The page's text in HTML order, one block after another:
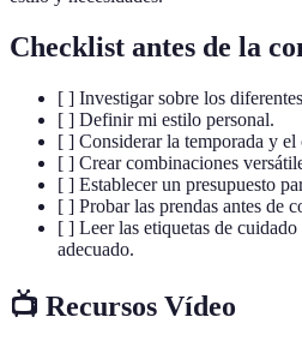
Checklist antes de la
[ ] Investigar sobre los
[ ] Definir mi estilo personal.
[ ] Considerar la temporada y el
[ ] Crear combinaciones
[ ] Establecer un presupuesto
[ ] Probar las prendas antes de
[ ] Leer las etiquetas de
adecuado.
📺 Recursos Vídeo